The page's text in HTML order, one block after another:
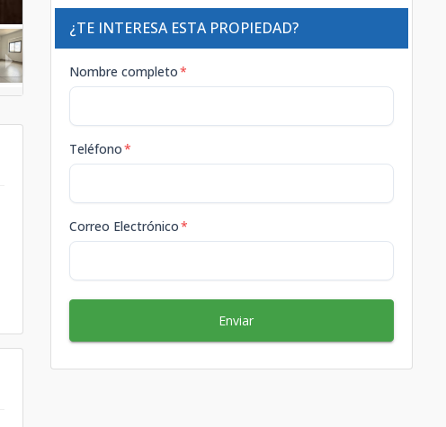
¿TE INTERESA ESTA PROPIEDAD?
Nombre completo*
Teléfono*
Correo Electrónico*
Enviar